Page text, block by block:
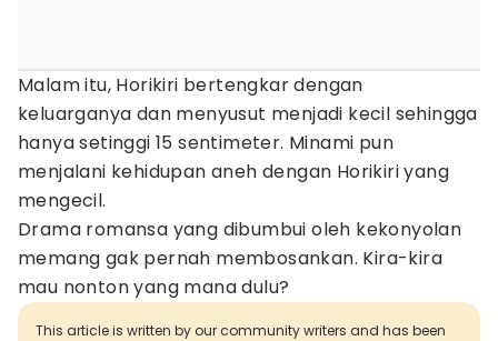
Malam itu, Horikiri bertengkar dengan
keluarganya dan menyusut menjadi kecil sehingga
hanya setinggi 15 sentimeter. Minami pun
menjalani kehidupan aneh dengan Horikiri yang
mengecil.
Drama romansa yang dibumbui oleh kekonyolan
memang gak pernah membosankan. Kira-kira
mau nonton yang mana dulu?
This article is written by our community writers and has been